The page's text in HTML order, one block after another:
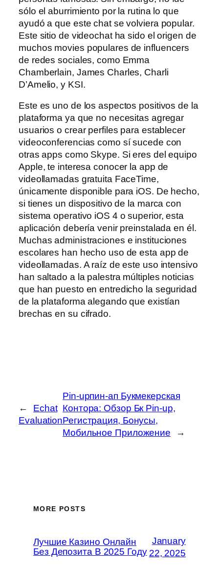
sólo el aburrimiento por la rutina lo que
ayudó a que este chat se volviera popular.
Este sitio de videochat ha sido el origen de
muchos movies populares de influencers
de redes sociales, como Emma
Chamberlain, James Charles, Charli
D’Amelio, y KSI.
Este es uno de los aspectos positivos de la
plataforma ya que no necesitas agregar
usuarios o crear perfiles para establecer
videoconferencias como sí sucede con
otras apps como Skype. Si eres del equipo
Apple, te interesa conocer la app de
videollamadas gratuita FaceTime,
únicamente disponible para iOS. De hecho,
si tienes un dispositivo de la marca con
sistema operativo iOS 4 o superior, esta
aplicación debería venir preinstalada en él.
Muchas administraciones e instituciones
escolares han hecho uso de esta app de
videollamadas. A raíz de este uso intensivo
han saltado a la palestra múltiples noticias
que han puesto en entredicho la seguridad
de la plataforma alegando que existían
brechas en su cifrado.
←
Echat
Evaluation
Pin-upпин-ап Букмекерская
Контора: Обзор Бк Pin-up,
Регистрация, Бонусы,
Мобильное Приложение
→
MORE POSTS
Лучшие Казино Онлайн
Без Депозита В 2025 Году
January
22, 2025